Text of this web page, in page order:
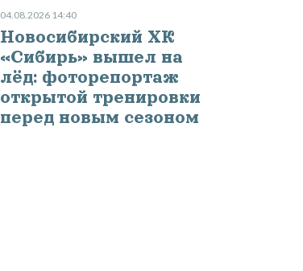
04.08.2026 14:40
Новосибирский ХК
«Сибирь» вышел на
лёд: фоторепортаж
открытой тренировки
перед новым сезоном